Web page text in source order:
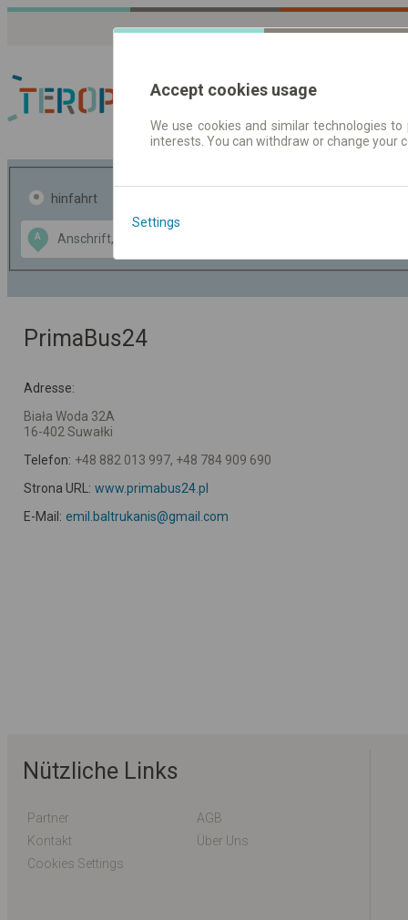
Fahrplandaten |
hinfahrt
A
Data CC-BY-SA
OpenStreetMap
GeoLite data by
PrimaBus24
Adresse:
Biała Woda 32A
16-402 Suwałki
Telefon: +48 882 013 997, +48 784 909 690
Strona URL: www.primabus24.pl
E-Mail: emil.baltrukanis@gmail.com
Nützliche Links
Partner
AGB
Kontakt
Über Uns
Cookies Settings
Accept cookies usage
We use cookies and similar technologies
interests. You can withdraw or change
Settings